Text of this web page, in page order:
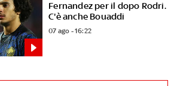
Fernandez per il dopo Rodri.
C'è anche Bouaddi
07 ago - 16:22